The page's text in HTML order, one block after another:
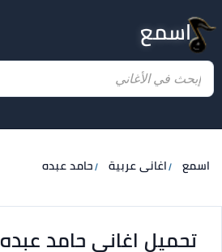
اسمع
اسمع اغانى عربية حامد عبده
تحميل اغاني حامد عبده MP3